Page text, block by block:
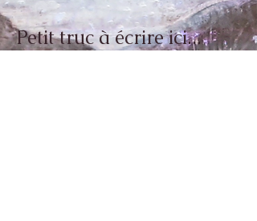
Petit truc à écrire ici...